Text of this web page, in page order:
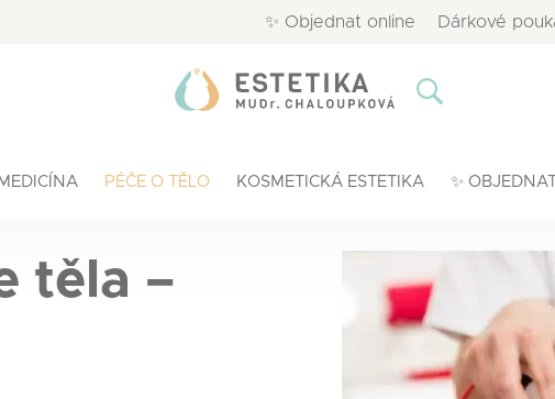
✨ Objednat online Dárkové
PÉČE O TĚLO KOSMETICKÁ ESTETIKA ✨
těla –